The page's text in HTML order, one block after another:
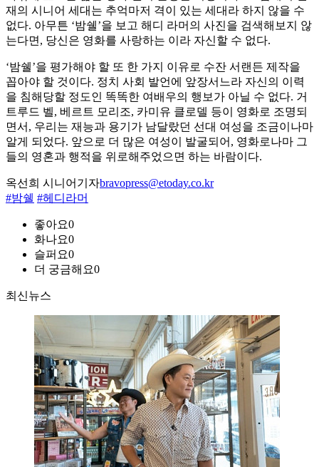
재의 시니어 세대는 추억마저 격이 있는 세대라 하지 않을 수
없다. 아무튼 ‘밤쉘’을 보고 해디 라머의 사진을 검색해보지 않
는다면, 당신은 영화를 사랑하는 이라 자신할 수 없다.
‘밤쉘’을 평가해야 할 또 한 가지 이유로 수잔 서랜든 제작을
꼽아야 할 것이다. 정치 사회 발언에 앞장서느라 자신의 이력
을 침해당할 정도인 똑똑한 여배우의 행보가 아닐 수 없다. 거
트루드 벨, 베르트 모리조, 카미유 클로델 등이 영화로 조명되
면서, 우리는 재능과 용기가 남달랐던 선대 여성을 조금이나마
알게 되었다. 앞으로 더 많은 여성이 발굴되어, 영화로나마 그
들의 영혼과 행적을 위로해주었으면 하는 바람이다.
옥선희 시니어기자bravopress@etoday.co.kr
#밤쉘 #헤디라머
좋아요0
화나요0
슬퍼요0
더 궁금해요0
최신뉴스